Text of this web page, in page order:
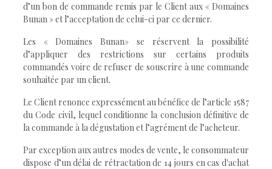
d’un bon de commande remis par le Client aux « Domaines
Bunan » et l’acceptation de celui-ci par ce dernier.
Les « Domaines Bunan» se réservent la possibilité
d’appliquer des restrictions sur certains produits
commandés voire de refuser de souscrire à une commande
souhaitée par un client.
Le Client renonce expressément au bénéfice de l’article 1587
du Code civil, lequel conditionne la conclusion définitive de
la commande à la dégustation et l’agrément de l’acheteur.
Par exception aux autres modes de vente, le consommateur
dispose d’un délai de rétractation de 14 jours en cas d'achat